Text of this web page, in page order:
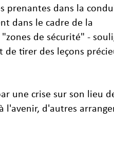
prenantes dans la
dans le cadre de la
de sécurité" -
tirer des leçons
une crise sur son lieu
d'autres